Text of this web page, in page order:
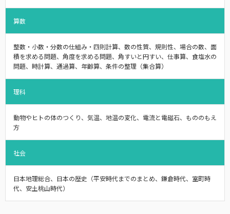
算数
整数・小数・分数の仕組み・四則計算、数の性質、規則性、場合の数、面
積を求める問題、角度を求める問題、角すいと円すい、仕事算、食塩水の
問題、時計算、通過算、年齢算、条件の整理（集合算）
理科
動物やヒトの体のつくり、気温、地温の変化、電流と電磁石、もののもえ
方
社会
日本地理総合、日本の歴史（平安時代までのまとめ、鎌倉時代、室町時
代、安土桃山時代）